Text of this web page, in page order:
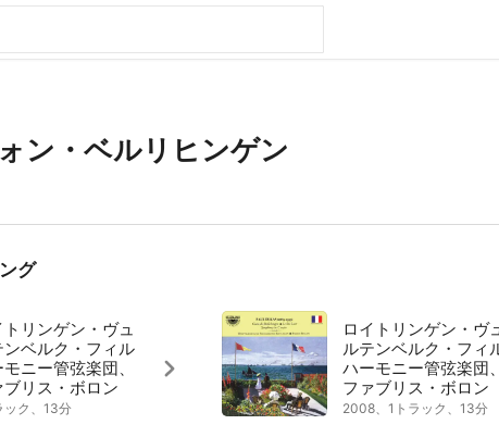
ン・ベルリヒンゲン
グ
トリンゲン・ヴュ
ンベルク・フィル
ニー管弦楽団、
ブリス・ボロン
ック、13分
ロイトリンゲン・ヴ
ルテンベルク・フィ
ハーモニー管弦楽団、
ファブリス・ボロン
2008、1トラック、13分